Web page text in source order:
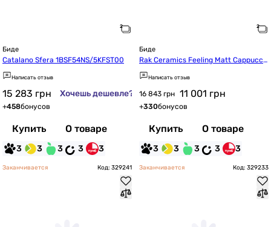
Биде
Catalano Sfera 1BSF54NS/5KFST00
Написать отзыв
15 283 грн Хочешь дешевле?
+458бонусов
Купить О товаре
3 3 3 3 3
Биде
Rak Ceramics Feeling Matt Cappucci
no RST07514A
Написать отзыв
16 843 грн 11 001 грн
+330бонусов
Купить О товаре
3 3 3 3 3
Заканчивается Код: 329241 Заканчивается Код: 329233